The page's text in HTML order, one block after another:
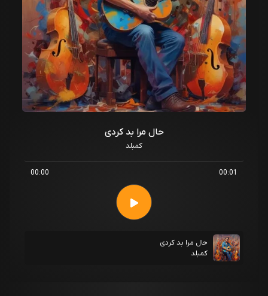
حال مرا بد کردی
کمبلد
00:00 00:01
حال مرا بد کردی
کمبلد